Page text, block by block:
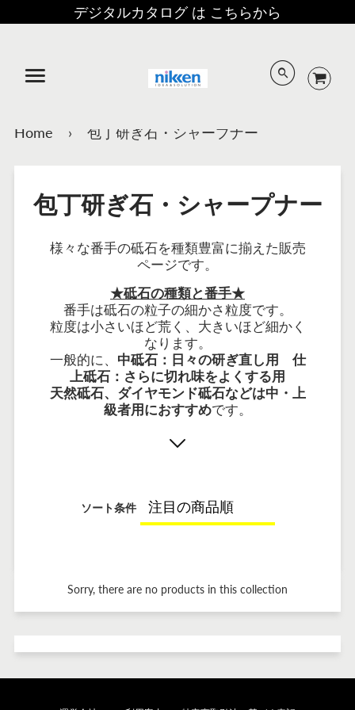
デジタルカタログ は こちらから
Home › 包丁研ぎ石・シャープナー
包丁研ぎ石・シャープナー
様々な番手の砥石を種類豊富に揃えた販売
ページです。
★砥石の種類と番手★
番手は砥石の粒子の細かさ粒度です。
粒度は小さいほど荒く、大きいほど細かく
なります。
一般的に、 中砥石：日々の研ぎ直し用 仕
上砥石：さらに切れ味をよくする用
天然砥石、ダイヤモンド砥石などは中・上
級者用におすすめです。
ソート条件
Sorry, there are no products in this collection